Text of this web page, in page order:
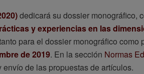
dedicará su dossier monográfico,
y experiencias en las
para el dossier monográfico
de 2019. En la sección Normas
envío de las propuestas de artículos.